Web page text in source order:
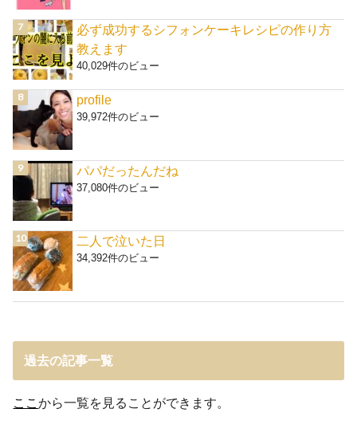
必ず成功するシフォンケーキレシピの作り方
教えます
40,029件のビュー
profile
39,972件のビュー
パパだったんだね
37,080件のビュー
二人で泣いた日
34,392件のビュー
過去の記事一覧
ここから一覧を見ることができます。